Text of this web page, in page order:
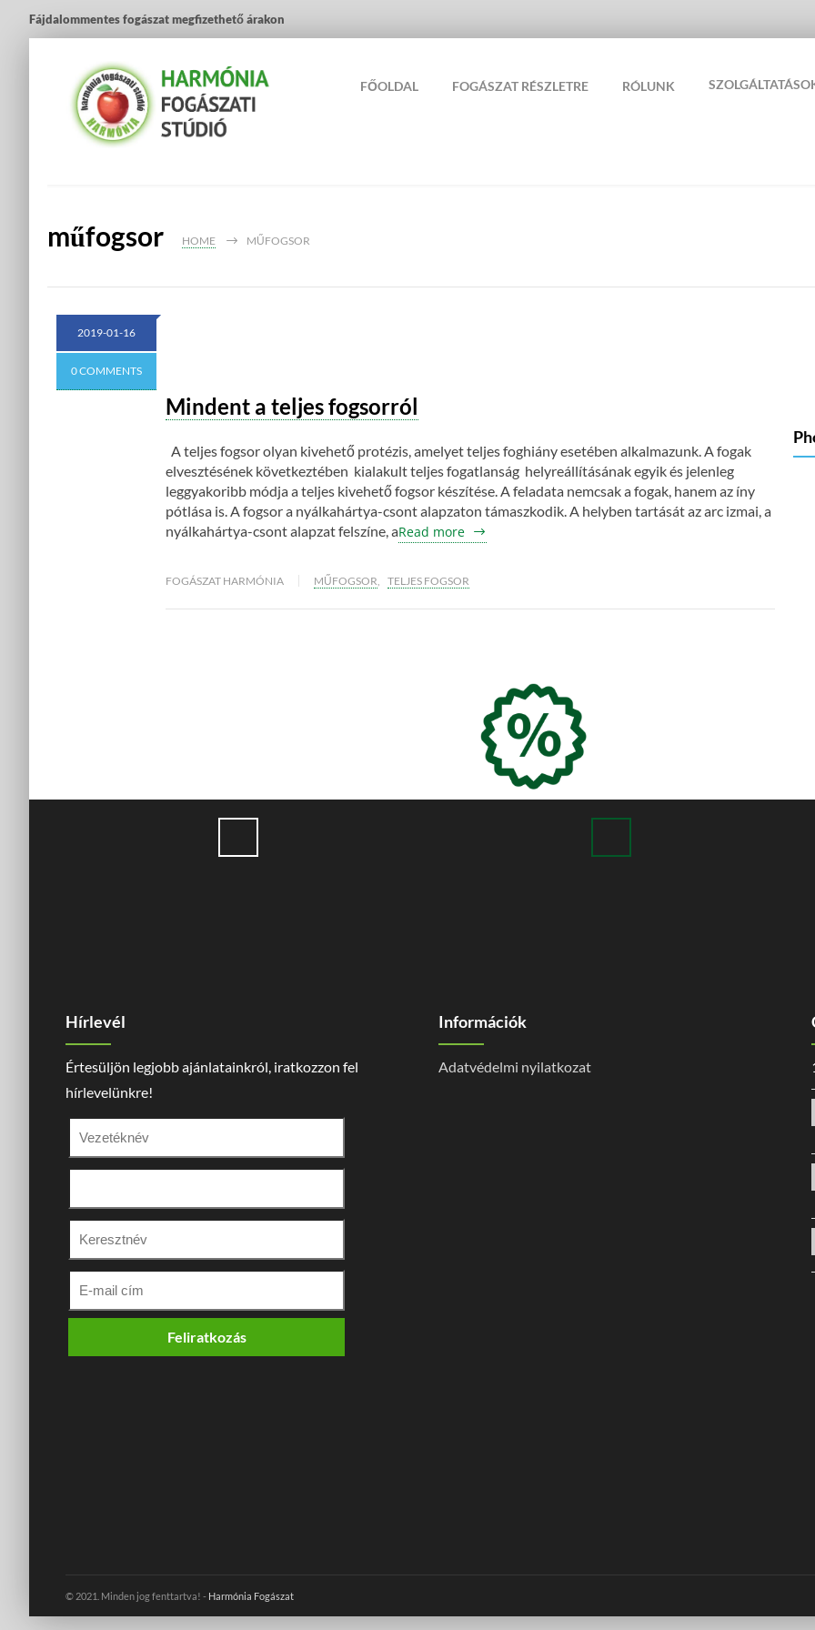
Fájdalommentes fogászat megfizethető árakon
FŐOLDAL FOGÁSZAT RÉSZLETRE RÓLUNK
műfogsor HOME MŰFOGSOR
2019-01-16
0 COMMENTS
Mindent a teljes fogsorról
A teljes fogsor olyan kivehető protézis, amelyet teljes foghiány esetében alkalmazunk. A fogak
elvesztésének következtében kialakult teljes fogatlanság helyreállításának egyik és jelenleg
leggyakoribb módja a teljes kivehető fogsor készítése. A feladata nemcsak a fogak, hanem az íny
pótlása is. A fogsor a nyálkahártya-csont alapzaton támaszkodik. A helyben tartását az arc izmai, a
nyálkahártya-csont alapzat felszíne, aRead more
FOGÁSZAT HARMÓNIA MŰFOGSOR, TELJES FOGSOR
Hírlevél
Értesüljön legjobb ajánlatainkról, iratkozzon fel
hírlevelünkre!
Feliratkozás
Információk
Adatvédelmi nyilatkozat
© 2021. Minden jog fenttartva! - Harmónia Fogászat